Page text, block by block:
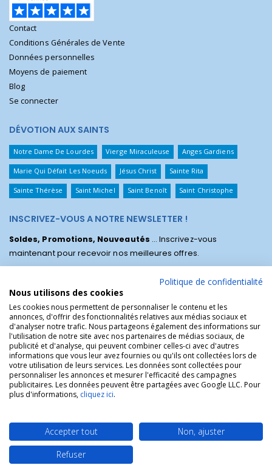
Contact
Conditions Générales de Vente
Données personnelles
Moyens de paiement
Blog
Se connecter
DÉVOTION AUX SAINTS
Notre Dame De Lourdes Vierge Miraculeuse Anges Gardiens
Marie Qui Défait Les Noeuds Jésus Christ Sainte Rita
Sainte Thérèse Saint Michel Saint Benoît Saint Christophe
INSCRIVEZ-VOUS A NOTRE NEWSLETTER !
Soldes, Promotions, Nouveautés ... Inscrivez-vous
maintenant pour recevoir nos meilleures offres.
La Boutique des Chrétiens © | La boutique religieuse chrétienne de
référence !.
Politique de confidentialité
Nous utilisons des cookies
Les cookies nous permettent de personnaliser le contenu et les
annonces, d'offrir des fonctionnalités relatives aux médias sociaux et
d'analyser notre trafic. Nous partageons également des informations sur
l'utilisation de notre site avec nos partenaires de médias sociaux, de
publicité et d'analyse, qui peuvent combiner celles-ci avec d'autres
informations que vous leur avez fournies ou qu'ils ont collectées lors de
votre utilisation de leurs services. Les données sont collectées pour
personnaliser les annonces et mesurer l'efficacité des campagnes
publicitaires. Les données peuvent être partagées avec Google LLC. Pour
plus d'informations, cliquez ici.
Accepter tout
Non, ajuster
Refuser